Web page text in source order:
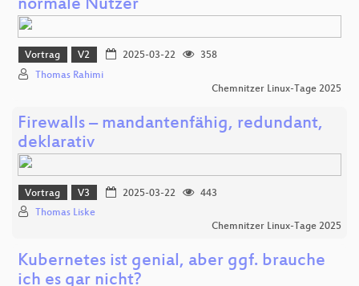
normale Nutzer
Vortrag V2 2025-03-22
358
Thomas Rahimi
Chemnitzer Linux-Tage 2025
Firewalls – mandantenfähig, redundant,
deklarativ
Vortrag V3 2025-03-22
443
Thomas Liske
Chemnitzer Linux-Tage 2025
Kubernetes ist genial, aber ggf. brauche
ich es gar nicht?